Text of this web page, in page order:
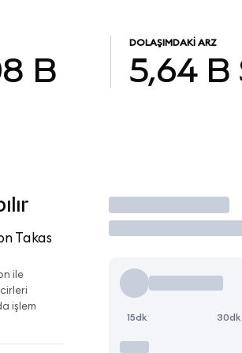
B
DOLAŞIMDAKI ARZ
5,64 B
Takas
ile
işlem
İşlem Yap
15dk 30dk